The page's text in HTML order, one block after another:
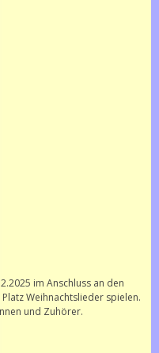
im Anschluss an den
Weihnachtslieder spielen.
und Zuhörer.